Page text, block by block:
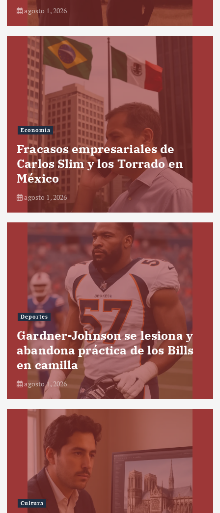
agosto 1, 2026
Economía
Fracasos empresariales de
Carlos Slim y los Torrado en
México
agosto 1, 2026
Deportes
Gardner-Johnson se lesiona y
abandona práctica de los Bills
en camilla
agosto 1, 2026
Cultura